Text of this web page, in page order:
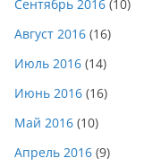
Сентябрь 2016 (10)
Август 2016 (16)
Июль 2016 (14)
Июнь 2016 (16)
Май 2016 (10)
Апрель 2016 (9)